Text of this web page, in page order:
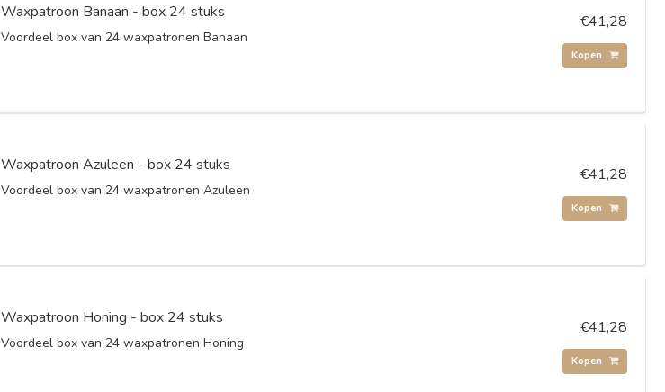
Waxpatroon Banaan - box 24 stuks
Voordeel box van 24 waxpatronen Banaan
€41,28
Kopen
Waxpatroon Azuleen - box 24 stuks
Voordeel box van 24 waxpatronen Azuleen
€41,28
Kopen
Waxpatroon Honing - box 24 stuks
Voordeel box van 24 waxpatronen Honing
€41,28
Kopen